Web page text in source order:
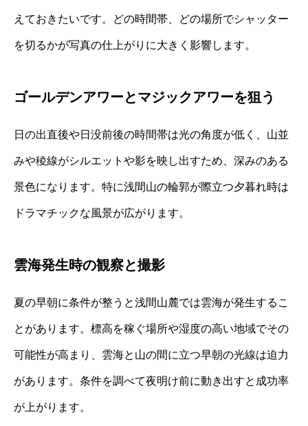
えておきたいです。どの時間帯、どの場所でシャッター
を切るかが写真の仕上がりに大きく影響します。
ゴールデンアワーとマジックアワーを狙う
日の出直後や日没前後の時間帯は光の角度が低く、山並
みや稜線がシルエットや影を映し出すため、深みのある
景色になります。特に浅間山の輪郭が際立つ夕暮れ時は
ドラマチックな風景が広がります。
雲海発生時の観察と撮影
夏の早朝に条件が整うと浅間山麓では雲海が発生するこ
とがあります。標高を稼ぐ場所や湿度の高い地域でその
可能性が高まり、雲海と山の間に立つ早朝の光線は迫力
があります。条件を調べて夜明け前に動き出すと成功率
が上がります。